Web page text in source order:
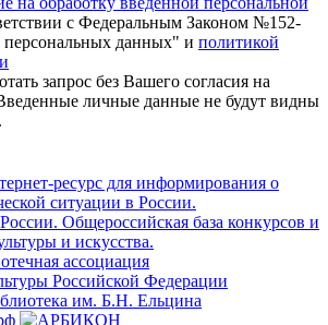
с Федеральным Законом №152-
данных" и политикой
запрос без Вашего согласия на
личные данные не будут видны